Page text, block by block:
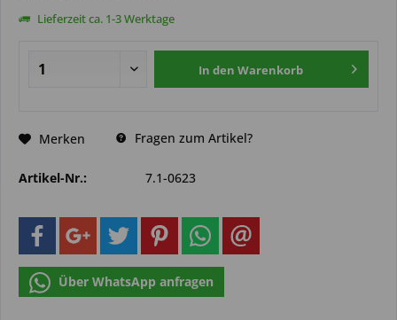
Lieferzeit ca. 1-3 Werktage
In den Warenkorb
Merken Fragen zum Artikel?
Artikel-Nr.: 7.1-0623
Über WhatsApp anfragen